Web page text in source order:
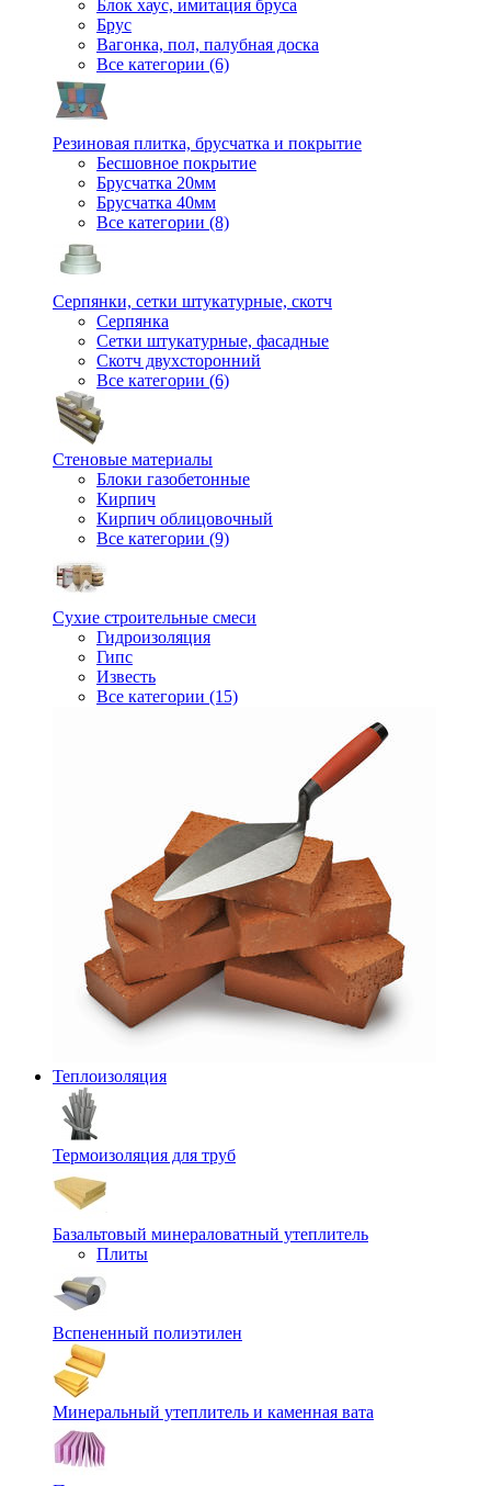
Блок хаус, имитация бруса
Брус
Вагонка, пол, палубная доска
Все категории (6)
Резиновая плитка, брусчатка и покрытие
Бесшовное покрытие
Брусчатка 20мм
Брусчатка 40мм
Все категории (8)
Серпянки, сетки штукатурные, скотч
Серпянка
Сетки штукатурные, фасадные
Скотч двухсторонний
Все категории (6)
Стеновые материалы
Блоки газобетонные
Кирпич
Кирпич облицовочный
Все категории (9)
Сухие строительные смеси
Гидроизоляция
Гипс
Известь
Все категории (15)
Теплоизоляция
Термоизоляция для труб
Базальтовый минераловатный утеплитель
Плиты
Вспененный полиэтилен
Минеральный утеплитель и каменная вата